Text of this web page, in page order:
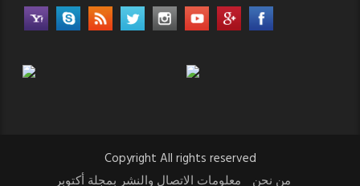
Copyright All rights reserved
من نحن
معلومات الاتصال والنشر بمجلة أكتوبر